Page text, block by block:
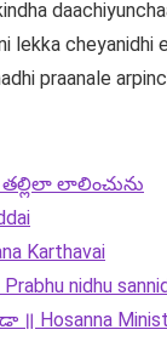
lekka cheyanidhi
praanale
తల్లిలా లాలించును
Karthavai
nidhu
Hosanna